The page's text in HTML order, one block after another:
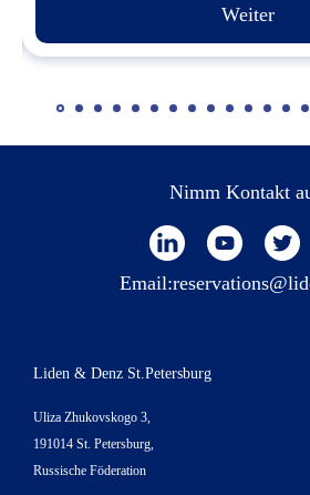
Weiter
Nimm Kontakt
Email:
Liden & Denz St.Petersburg
Uliza Zhukovskogo 3,
191014 St. Petersburg,
Russische Föderation